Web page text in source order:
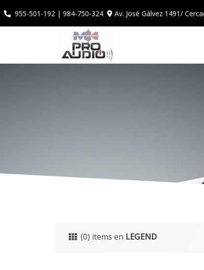
955-501-192 | 984-750-324 Av. José Gálvez 1491/
(0) items en LEGEND